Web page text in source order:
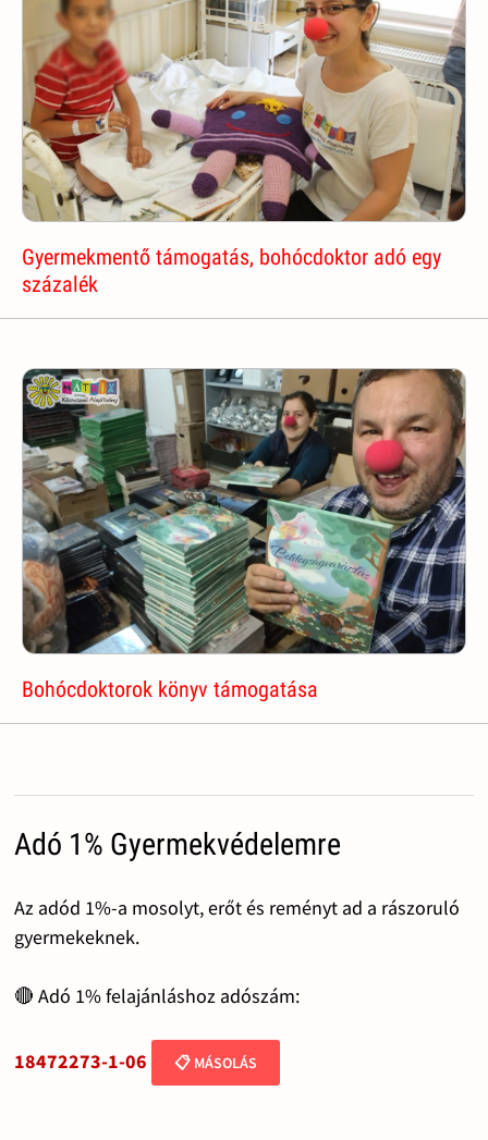
Gyermekmentő támogatás, bohócdoktor adó egy
százalék
Bohócdoktorok könyv támogatása
Adó 1% Gyermekvédelemre
Az adód 1%-a mosolyt, erőt és reményt ad a rászoruló
gyermekeknek.
🔴 Adó 1% felajánláshoz adószám:
18472273-1-06 📋 MÁSOLÁS